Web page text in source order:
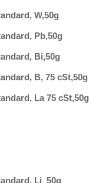
W,50g
Pb,50g
Bi,50g
B, 75 cSt,50g
La 75 cSt,50g
Li 50g